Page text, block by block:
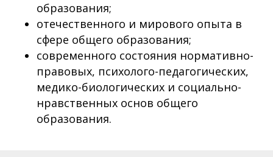
образования;
отечественного и мирового опыта в
сфере общего образования;
современного состояния нормативно-
правовых, психолого-педагогических,
медико-биологических и социально-
нравственных основ общего
образования.